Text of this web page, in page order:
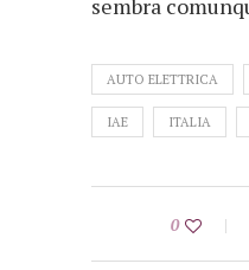
sembra
AUTO ELETTRICA
IAE ITALIA
0